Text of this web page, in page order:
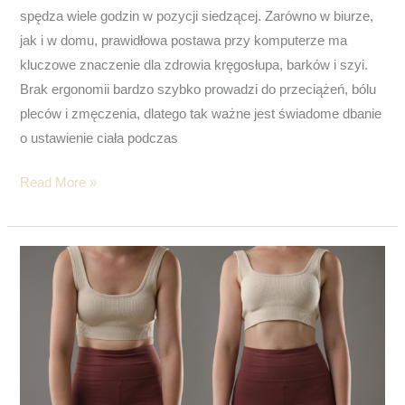
spędza wiele godzin w pozycji siedzącej. Zarówno w biurze,
jak i w domu, prawidłowa postawa przy komputerze ma
kluczowe znaczenie dla zdrowia kręgosłupa, barków i szyi.
Brak ergonomii bardzo szybko prowadzi do przeciążeń, bólu
pleców i zmęczenia, dlatego tak ważne jest świadome dbanie
o ustawienie ciała podczas
Read More »
Poprawna
postawa
dlaczego